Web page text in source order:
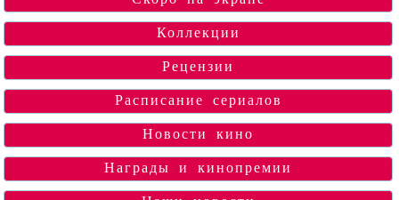
Коллекции
Рецензии
Расписание сериалов
Новости кино
Награды и кинопремии